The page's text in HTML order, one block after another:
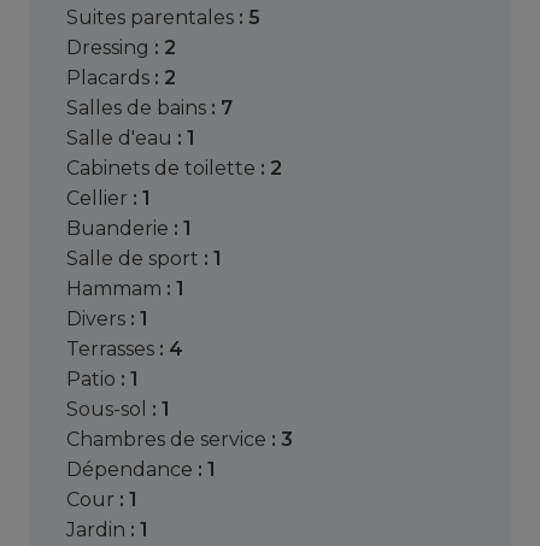
suites parentales : 5
dressing : 2
placards : 2
salles de bains : 7
salle d'eau : 1
cabinets de toilette : 2
cellier : 1
buanderie : 1
salle de sport : 1
hammam : 1
divers : 1
terrasses : 4
patio : 1
sous-sol : 1
chambres de service : 3
dépendance : 1
cour : 1
jardin : 1